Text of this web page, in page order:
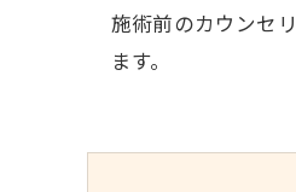
施術前のカウンセ
ます。